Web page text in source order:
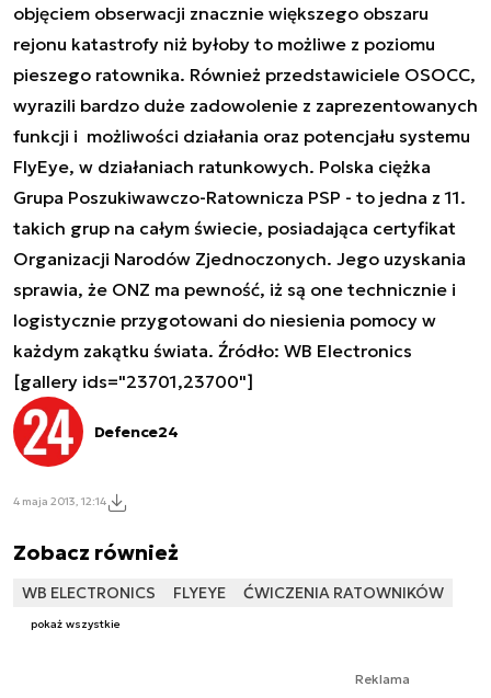
objęciem obserwacji znacznie większego obszaru
rejonu katastrofy niż byłoby to możliwe z poziomu
pieszego ratownika. Również przedstawiciele OSOCC,
wyrazili bardzo duże zadowolenie z zaprezentowanych
funkcji i możliwości działania oraz potencjału systemu
FlyEye, w działaniach ratunkowych. Polska ciężka
Grupa Poszukiwawczo-Ratownicza PSP - to jedna z 11.
takich grup na całym świecie, posiadająca certyfikat
Organizacji Narodów Zjednoczonych. Jego uzyskania
sprawia, że ONZ ma pewność, iż są one technicznie i
logistycznie przygotowani do niesienia pomocy w
każdym zakątku świata. Źródło: WB Electronics
[gallery ids="23701,23700"]
Defence24
4 maja 2013, 12:14
Zobacz również
WB ELECTRONICS FLYEYE ĆWICZENIA RATOWNIKÓW
pokaż wszystkie
Reklama